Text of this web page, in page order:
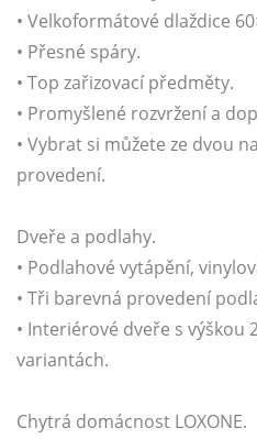
• Velkoformátové dlaždice
• Přesné spáry.
• Top zařizovací předměty.
• Promyšlené rozvržení a
• Vybrat si můžete ze dvou
provedení.
Dveře a podlahy.
• Podlahové vytápění,
• Tři barevná provedení
• Interiérové dveře s výškou
variantách.
Chytrá domácnost LOXONE.